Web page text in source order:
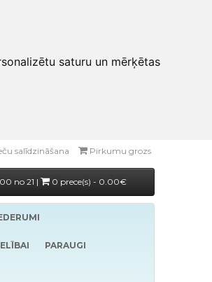
saturu un mērķētas
salīdzināšana Pirkumu grozs
no 21 | 0 prece(s) - 0.00€
PARAUGI